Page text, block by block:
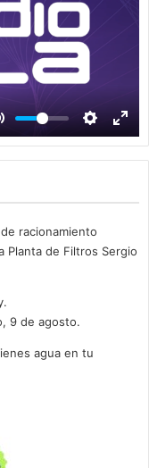
racionamiento
Planta de Filtros Sergio
9 de agosto.
agua en tu